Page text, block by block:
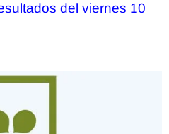
del viernes 10